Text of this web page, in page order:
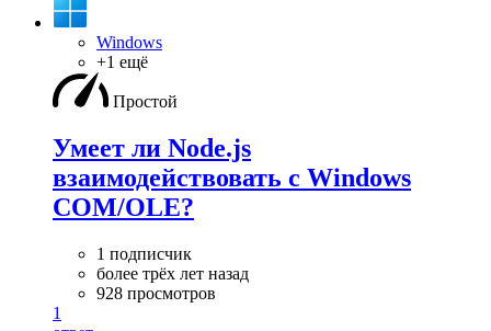
Windows
+1 ещё
Простой
Умеет ли Node.js
взаимодействовать с Windows
COM/OLE?
1 подписчик
более трёх лет назад
928 просмотров
1